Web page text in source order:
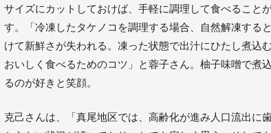
サイズにカットしておけば、手軽に調理して食べること
す。「冷凍したタケノコを調理する場合、自然解凍する
けて新鮮さが失われる。凍った状態で出汁にひたし煮込む
おいしく食べるためのコツ」と蓉子さん。柚子味噌で煮
るのが好きと笑顔。
克己さんは、「真尾地区では、高齢化が進み人口流出に